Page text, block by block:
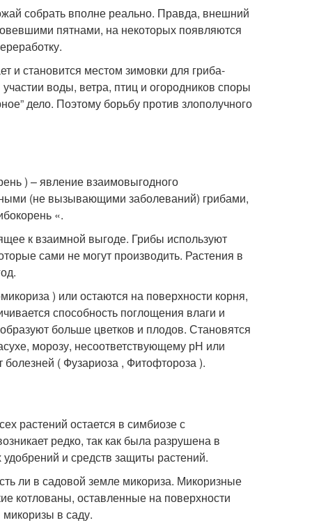
собрать вполне реально. Правда, внешний
пятнами, на некоторых появляются
и становится местом зимовки для гриба-
воды, ветра, птиц и огородников споры
дело. Поэтому борьбу против злополучного
) – явление взаимовыгодного
(не вызывающими заболеваний) грибами,
«.
к взаимной выгоде. Грибы используют
сами не могут производить. Растения в
) или остаются на поверхности корня,
способность поглощения влаги и
больше цветков и плодов. Становятся
морозу, несоответствующему рН или
( Фузариоза , Фитофтороза ).
растений остается в симбиозе с
редко, так как была разрушена в
и средств защиты растений.
ли в садовой земле микориза. Микоризные
котлованы, оставленные на поверхности
микоризы в саду.